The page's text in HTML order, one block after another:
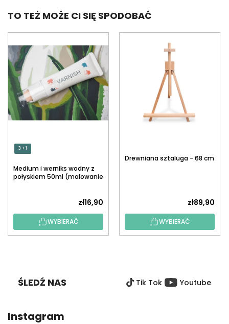
TO TEŻ MOŻE CI SIĘ SPODOBAĆ
3 + 1
Medium i werniks wodny z
połyskiem 50ml (malowanie
zł16,90
WYBIERAĆ
Drewniana sztaluga - 68 cm
zł89,90
WYBIERAĆ
ŚLEDŹ NAS Tik Tok Youtube
Instagram